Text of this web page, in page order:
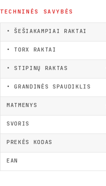
TECHNINĖS SAVYBĖS
• ŠEŠIAKAMPIAI RAKTAI
• TORX RAKTAI
• STIPINŲ RAKTAS
• GRANDINĖS SPAUDIKLIS
MATMENYS
SVORIS
PREKĖS KODAS
EAN